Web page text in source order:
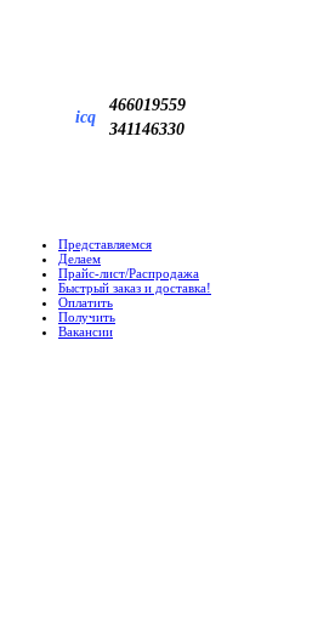
icq
466019559
341146330
Представляемся
Делаем
Прайс-лист/Распродажа
Быстрый заказ и доставка!
Оплатить
Получить
Вакансии